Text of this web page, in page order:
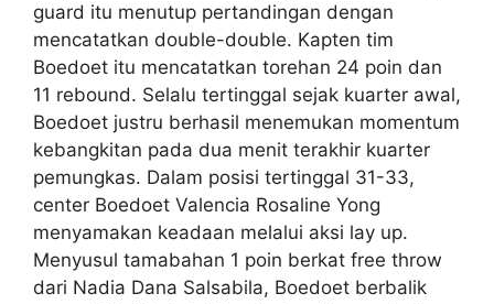
guard itu menutup pertandingan dengan
mencatatkan double-double. Kapten tim
Boedoet itu mencatatkan torehan 24 poin dan
11 rebound. Selalu tertinggal sejak kuarter awal,
Boedoet justru berhasil menemukan momentum
kebangkitan pada dua menit terakhir kuarter
pemungkas. Dalam posisi tertinggal 31-33,
center Boedoet Valencia Rosaline Yong
menyamakan keadaan melalui aksi lay up.
Menyusul tamabahan 1 poin berkat free throw
dari Nadia Dana Salsabila, Boedoet berbalik